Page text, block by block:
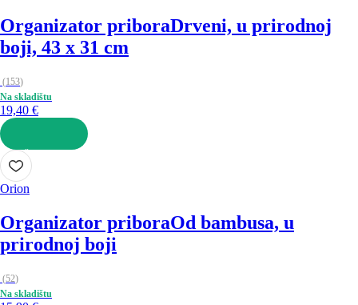
Organizator priboraDrveni, u prirodnoj
boji, 43 x 31 cm
(153)
Na skladištu
19,40 €
U KOŠARICU
Orion
Organizator priboraOd bambusa, u
prirodnoj boji
(52)
Na skladištu